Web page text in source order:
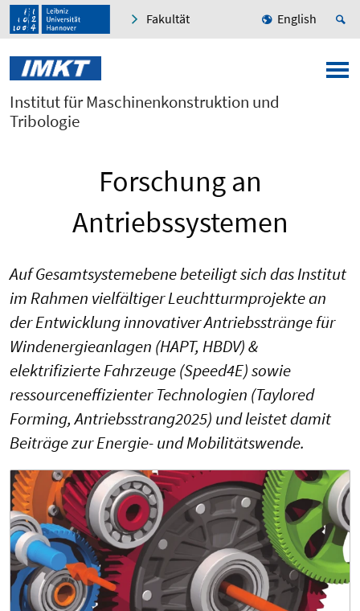
Fakultät English
Institut für Maschinenkonstruktion und
Tribologie
Forschung an
Antriebssystemen
Auf Gesamtsystemebene beteiligt sich das Institut
im Rahmen vielfältiger Leuchtturmprojekte an
der Entwicklung innovativer Antriebsstränge für
Windenergieanlagen (HAPT, HBDV) &
elektrifizierte Fahrzeuge (Speed4E) sowie
ressourceneffizienter Technologien (Taylored
Forming, Antriebsstrang2025) und leistet damit
Beiträge zur Energie- und Mobilitätswende.